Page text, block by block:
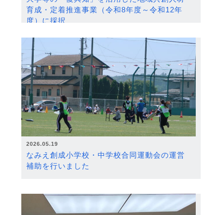
育成・定着推進事業（令和8年度～令和12年
度）に採択
2026.05.19
なみえ創成小学校・中学校合同運動会の運営
補助を行いました